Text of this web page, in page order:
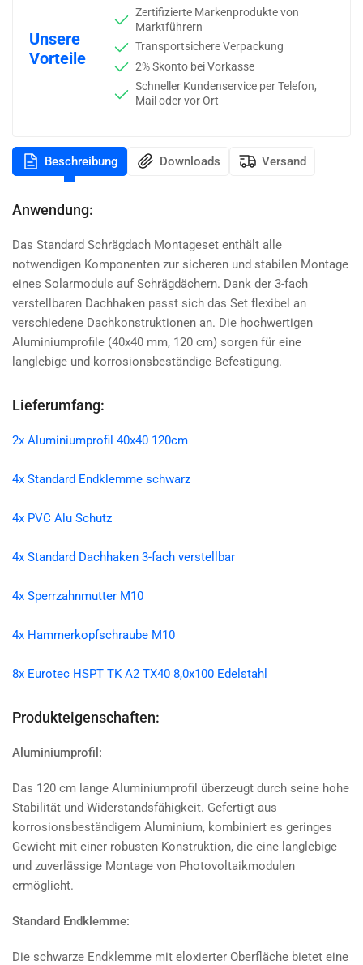
Unsere
Vorteile
Zertifizierte Markenprodukte von
Marktführern
Transportsichere Verpackung
2% Skonto bei Vorkasse
Schneller Kundenservice per Telefon,
Mail oder vor Ort
Beschreibung Downloads Versand
Anwendung:
Das Standard Schrägdach Montageset enthält alle
notwendigen Komponenten zur sicheren und stabilen Montage
eines Solarmoduls auf Schrägdächern. Dank der 3-fach
verstellbaren Dachhaken passt sich das Set flexibel an
verschiedene Dachkonstruktionen an. Die hochwertigen
Aluminiumprofile (40x40 mm, 120 cm) sorgen für eine
langlebige und korrosionsbeständige Befestigung.
Lieferumfang:
2x Aluminiumprofil 40x40 120cm
4x Standard Endklemme schwarz
4x PVC Alu Schutz
4x Standard Dachhaken 3-fach verstellbar
4x Sperrzahnmutter M10
4x Hammerkopfschraube M10
8x Eurotec HSPT TK A2 TX40 8,0x100 Edelstahl
Produkteigenschaften:
Aluminiumprofil:
Das 120 cm lange Aluminiumprofil überzeugt durch seine hohe
Stabilität und Widerstandsfähigkeit. Gefertigt aus
korrosionsbeständigem Aluminium, kombiniert es geringes
Gewicht mit einer robusten Konstruktion, die eine langlebige
und zuverlässige Montage von Photovoltaikmodulen
ermöglicht.
Standard Endklemme:
Die schwarze Endklemme mit eloxierter Oberfläche bietet eine